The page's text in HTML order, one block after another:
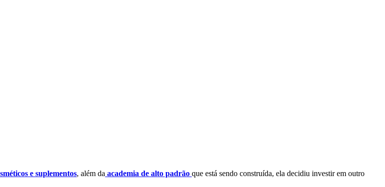
e suplementos, além da academia de alto padrão que está sendo construída, ela decidiu investir em outro